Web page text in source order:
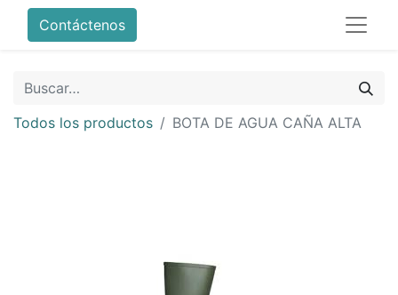
Contáctenos
Todos los productos BOTA DE AGUA CAÑA ALTA